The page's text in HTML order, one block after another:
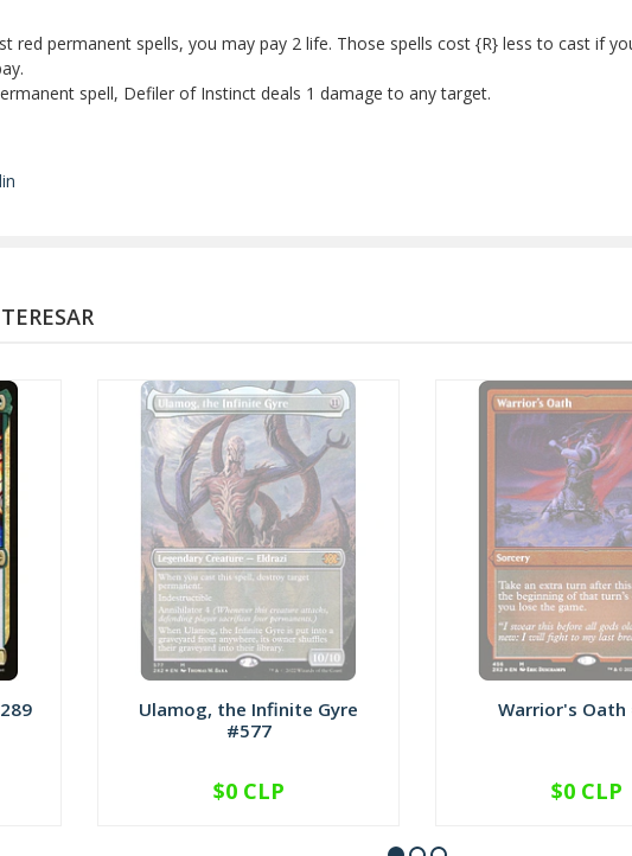
red permanent spells, you may pay 2 life. Those spells cost {R} less to cast if
spell, Defiler of Instinct deals 1 damage to any target.
Ulamog, the Infinite Gyre
#577
NO DISPONIBLE
$0 CLP
Warrior's Oath
NO$0 CLP